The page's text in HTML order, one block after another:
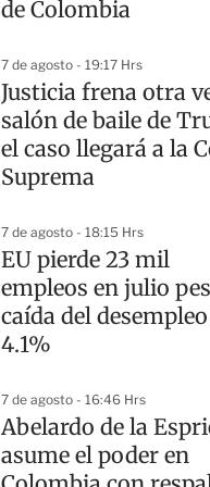
de Colombia
7 de agosto - 19:17 Hrs
Justicia frena otra
salón de baile de
el caso llegará a la
Suprema
7 de agosto - 18:15 Hrs
EU pierde 23 mil
empleos en julio
caída del
4.1%
7 de agosto - 16:46 Hrs
Abelardo de la
asume el poder en